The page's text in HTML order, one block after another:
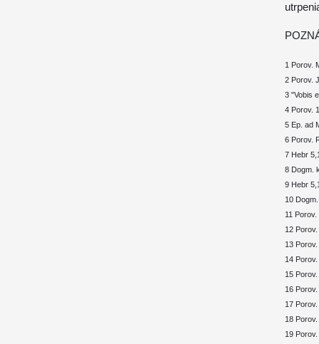
1 Porov.
2 Porov.
3 "Vobis
4 Porov.
5 Ep. ad
6 Porov.
7 Hebr
8 Dogm.
9 Hebr
10
11
12
13
14
15
16
17
18
19